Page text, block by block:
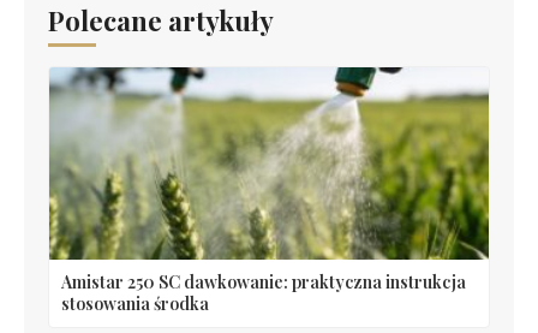
Polecane artykuły
Amistar 250 SC dawkowanie: praktyczna instrukcja
stosowania środka